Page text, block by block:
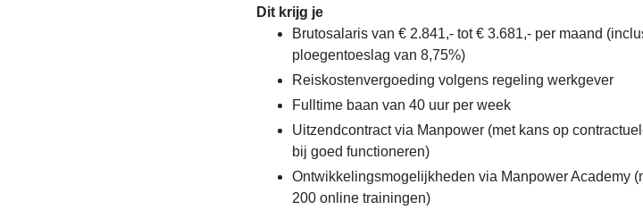
Dit krijg je
Brutosalaris van € 2.841,- tot € 3.681,- per maand
ploegentoeslag van 8,75%)
Reiskostenvergoeding volgens regeling werkgever
Fulltime baan van 40 uur per week
Uitzendcontract via Manpower (met kans op
bij goed functioneren)
Ontwikkelingsmogelijkheden via Manpower Academy
200 online trainingen)